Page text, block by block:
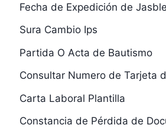
Fecha de Expedición de
Sura Cambio Ips
Partida O Acta de Bautismo
Consultar Numero de Tarjeta
Carta Laboral Plantilla
Constancia de Pérdida de